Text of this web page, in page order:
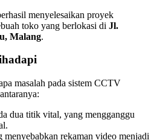
menyelesaikan proyek
toko yang berlokasi di Jl.
Malang.
masalah pada sistem CCTV
dua titik vital, yang mengganggu
menyebabkan rekaman video menjadi